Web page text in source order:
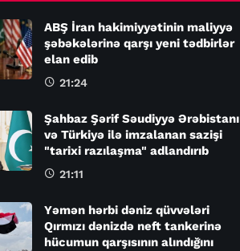
ABŞ İran hakimiyyətinin maliyyə
şəbəkələrinə qarşı yeni tədbirlər
elan edib
21:24
Şahbaz Şərif Səudiyyə Ərəbistanı
və Türkiyə ilə imzalanan sazişi
"tarixi razılaşma" adlandırıb
21:11
Yəmən hərbi dəniz qüvvələri
Qırmızı dənizdə neft tankerinə
hücumun qarşısının alındığını